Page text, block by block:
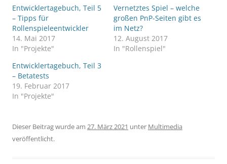
Entwicklertagebuch, Teil 5
– Tipps für
Rollenspieleentwickler
14. Mai 2017
In "Projekte"
Vernetztes Spiel – welche
großen PnP-Seiten gibt es
im Netz?
12. August 2017
In "Rollenspiel"
Entwicklertagebuch, Teil 3
– Betatests
19. Februar 2017
In "Projekte"
Dieser Beitrag wurde am 27. März 2021 unter Multimedia
veröffentlicht.